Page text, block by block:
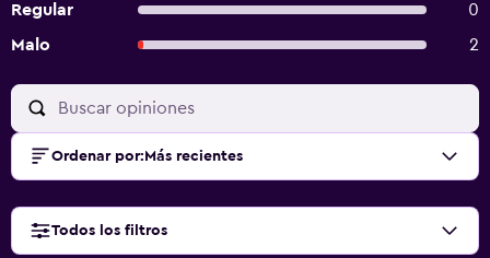
Regular
0
Malo
2
Ordenar por: Más recientes
Todos los filtros